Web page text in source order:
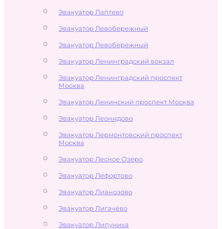
Эвакуатор Лаптево
Эвакуатор Левобережный
Эвакуатор Левобережный
Эвакуатор Ленинградский вокзал
Эвакуатор Ленинградский проспект
Москва
Эвакуатор Ленинский проспект Москва
Эвакуатор Леонидово
Эвакуатор Лермонтовский проспект
Москва
Эвакуатор Лесное Озеро
Эвакуатор Лефортово
Эвакуатор Лианозово
Эвакуатор Лигачёво
Эвакуатор Липуниха